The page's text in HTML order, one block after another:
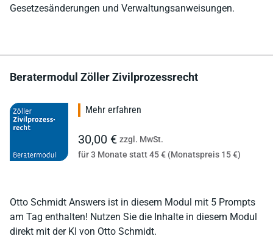
Gesetzesänderungen und Verwaltungsanweisungen.
Beratermodul Zöller Zivilprozessrecht
Otto Schmidt Answers ist in diesem Modul mit 5 Prompts
am Tag enthalten! Nutzen Sie die Inhalte in diesem Modul
direkt mit der KI von Otto Schmidt.
Mehr erfahren
30,00 € zzgl. MwSt.
für 3 Monate statt 45 € (Monatspreis 15 €)